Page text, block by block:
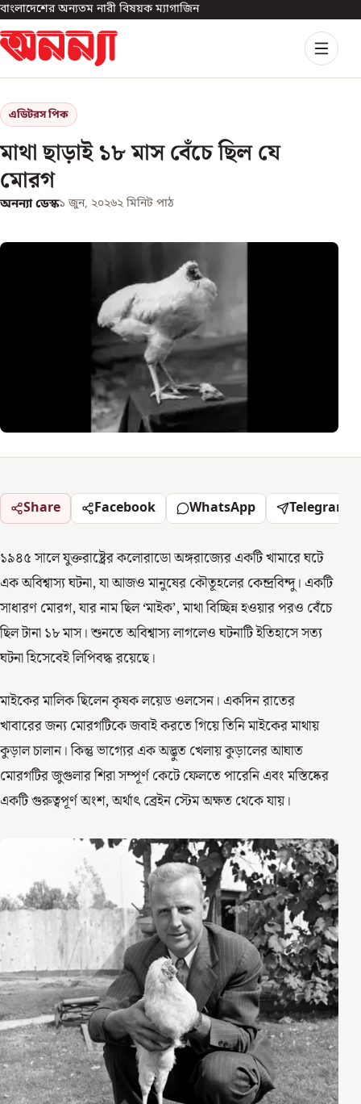
বাংলাদেশের অন্যতম নারী বিষয়ক ম্যাগাজিন
এডিটরস পিক
মাথা ছাড়াই ১৮ মাস বেঁচে ছিল যে
মোরগ
অনন্যা ডেস্ক১ জুন, ২০২৬২ মিনিট পাঠ
Share Facebook WhatsApp Telegram
১৯৪৫ সালে যুক্তরাষ্ট্রের কলোরাডো অঙ্গরাজ্যের একটি খামারে ঘটে
এক অবিশ্বাস্য ঘটনা, যা আজও মানুষের কৌতূহলের কেন্দ্রবিন্দু। একটি
সাধারণ মোরগ, যার নাম ছিল ‘মাইক’, মাথা বিচ্ছিন্ন হওয়ার পরও বেঁচে
ছিল টানা ১৮ মাস। শুনতে অবিশ্বাস্য লাগলেও ঘটনাটি ইতিহাসে সত্য
ঘটনা হিসেবেই লিপিবদ্ধ রয়েছে।
মাইকের মালিক ছিলেন কৃষক লয়েড ওলসেন। একদিন রাতের
খাবারের জন্য মোরগটিকে জবাই করতে গিয়ে তিনি মাইকের মাথায়
কুড়াল চালান। কিন্তু ভাগ্যের এক অদ্ভুত খেলায় কুড়ালের আঘাত
মোরগটির জুগুলার শিরা সম্পূর্ণ কেটে ফেলতে পারেনি এবং মস্তিষ্কের
একটি গুরুত্বপূর্ণ অংশ, অর্থাৎ ব্রেইন স্টেম অক্ষত থেকে যায়।